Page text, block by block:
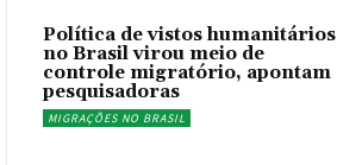
Política de vistos humanitários
no Brasil virou meio de
controle migratório, apontam
pesquisadoras
MIGRAÇÕES NO BRASIL